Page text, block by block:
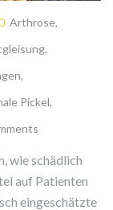
Arthrose,
,
,
Pickel,
wie schädlich
auf Patienten
eingeschätzte